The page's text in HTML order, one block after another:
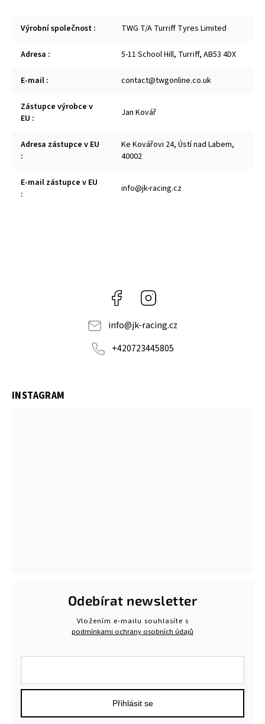
Výrobní společnost : TWG T/A Turriff Tyres Limited
Adresa : 5-11 School Hill, Turriff, AB53 4DX
E-mail : contact@twgonline.co.uk
Zástupce výrobce v
EU : Jan Kovář
Adresa zástupce v EU
:
Ke Kovářovi 24, Ústí nad Labem,
40002
E-mail zástupce v EU
:
info@jk-racing.cz
Facebook
info@jk-racing.cz
+420723445805
INSTAGRAM
Odebírat newsletter
Vložením e-mailu souhlasíte s
podmínkami ochrany osobních údajů
Přihlásit se